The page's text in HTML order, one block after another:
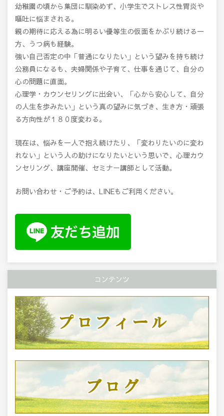
幼稚園の頃から集団に馴染めず、小学生でストレス性胃炎や
嘔吐に悩まされる。
親の期待に応える為に明るい優等生の仮面をかぶり続ける一
方、うつ病も経験。
強い自己否定の中「普通になりたい」という望みを持ち続け
公務員になるも、夫婦関係や子育て、仕事を通じて、自分の
心の問題に直面。
心理学・カウンセリングに出会い、「心から安心して、自分
の人生を歩みたい」という真の望みに気づき、生き方・頑張
る方向性が１８０度変わる。
現在は、悩みを一人で抱え続けたり、「変わりたいのに変わ
れない」という人の助けになりたいという思いで、心理カウ
ンセリング、講座開催、セミナー講師として活動。
お問い合わせ・ご予約は、LINEもご利用ください。
コンテンツ